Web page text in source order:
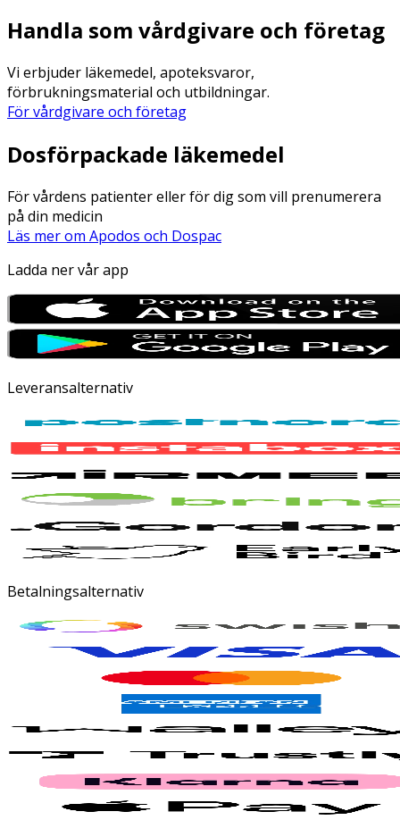
Handla som vårdgivare och företag
Vi erbjuder läkemedel, apoteksvaror,
förbrukningsmaterial och utbildningar.
För vårdgivare och företag
Dosförpackade läkemedel
För vårdens patienter eller för dig som vill prenumerera
på din medicin
Läs mer om Apodos och Dospac
Ladda ner vår app
Leveransalternativ
Betalningsalternativ